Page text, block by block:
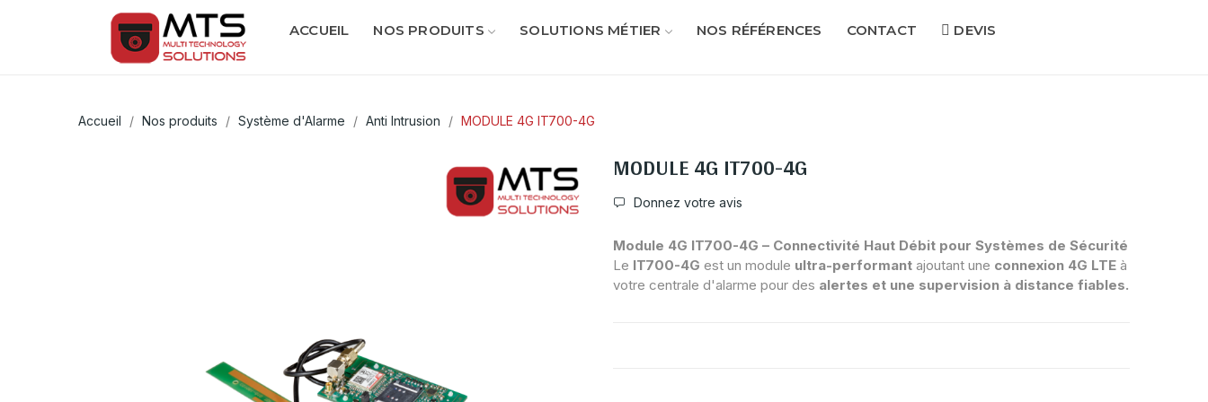
ACCUEIL NOS PRODUITS SOLUTIONS MÉTIER NOS RÉFÉRENCES CONTACT DEVIS
Accueil Nos produits Système d'Alarme Anti Intrusion MODULE 4G IT700-4G
MODULE 4G IT700-4G
Donnez votre avis
Module 4G IT700-4G – Connectivité Haut Débit pour Systèmes de Sécurité
Le IT700-4G est un module ultra-performant ajoutant une connexion 4G LTE à
votre centrale d'alarme pour des alertes et une supervision à distance fiables.